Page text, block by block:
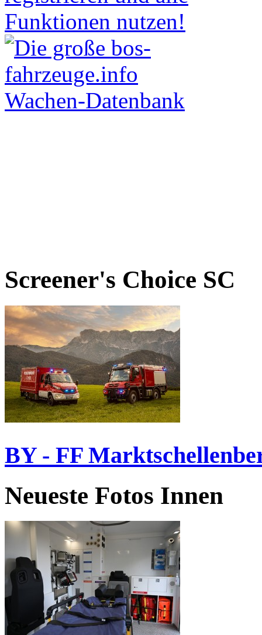
Screener's Choice SC
BY - FF
Neueste Fotos Innen